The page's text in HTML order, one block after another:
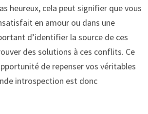
heureux, cela peut signifier que vous
en amour ou dans une
d’identifier la source de ces
des solutions à ces conflits. Ce
de repenser vos véritables
introspection est donc